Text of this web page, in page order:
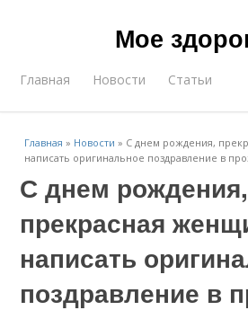
Мое
Главная Новости Статьи
Главная » Новости » С днем рождения,
написать оригинальное поздравление в
С днем рождения,
прекрасная
написать
поздравление в